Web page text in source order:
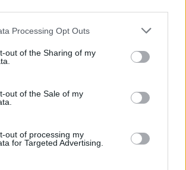
this website/app uses one or more Google
visit or usage behaviour. You may click to
to Google and its third-party tags to
below specified purposes in below Google
Processing Opt Outs
out of the Sharing of my
out of the Sale of my
out of processing my
for Targeted Advertising.
è consigliabile applicare nella zona
di freddo (ghiaccio, impacchi freddi)
È anche possibile somministrare
per bocca e applicare localmente
Il medico, se necessario,
terapia antinfiammatoria a base di
reazione allergica è